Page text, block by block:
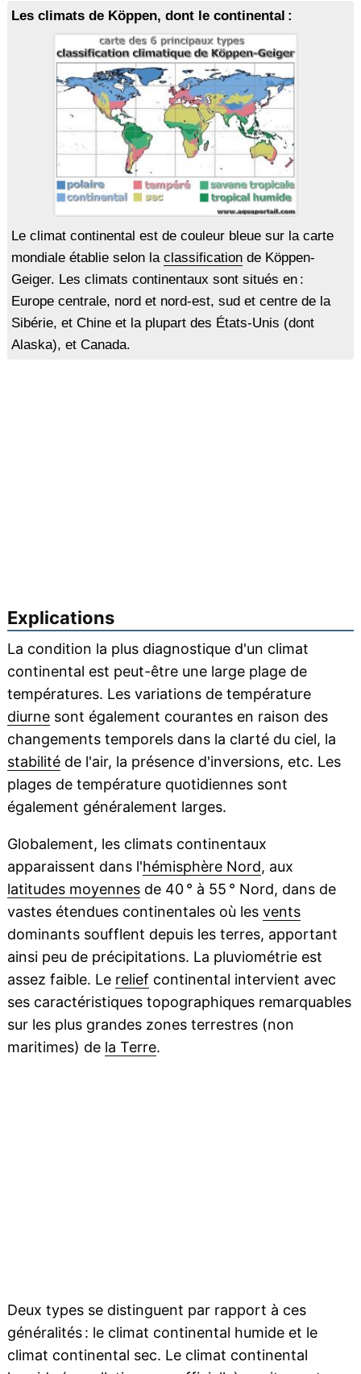
Les climats de Köppen, dont le continental :
Le climat continental est de couleur bleue sur la carte
mondiale établie selon la classificationde Köppen-
Geiger. Les climats continentaux sont situés en :
Europe centrale, nord et nord-est, sud et centre de la
Sibérie, et Chine et la plupart des États-Unis (dont
Alaska), et Canada.
Explications
La condition la plus diagnostique d'un climat
continental est peut-être une large plage de
températures. Les variations de température
diurnesont également courantes en raison des
changements temporels dans la clarté du ciel, la
stabilitéde l'air, la présence d'inversions, etc. Les
plages de température quotidiennes sont
également généralement larges.
Globalement, les climats continentaux
apparaissent dans l'hémisphère Nord, aux
latitudes moyennesde 40 ° à 55 ° Nord, dans de
vastes étendues continentales où les vents
dominants soufflent depuis les terres, apportant
ainsi peu de précipitations. La pluviométrie est
assez faible. Le relief continental intervient avec
ses caractéristiques topographiques remarquables
sur les plus grandes zones terrestres (non
maritimes) de la Terre.
Deux types se distinguent par rapport à ces
généralités : le climat continental humide et le
climat continental sec. Le climat continental